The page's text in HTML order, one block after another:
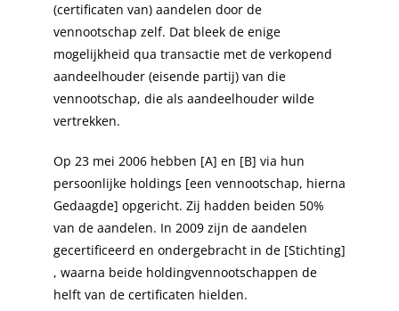
(certificaten van) aandelen door de
vennootschap zelf. Dat bleek de enige
mogelijkheid qua transactie met de verkopend
aandeelhouder (eisende partij) van die
vennootschap, die als aandeelhouder wilde
vertrekken.
Op 23 mei 2006 hebben [A] en [B] via hun
persoonlijke holdings [een vennootschap, hierna
Gedaagde] opgericht. Zij hadden beiden 50%
van de aandelen. In 2009 zijn de aandelen
gecertificeerd en ondergebracht in de [Stichting]
, waarna beide holdingvennootschappen de
helft van de certificaten hielden.